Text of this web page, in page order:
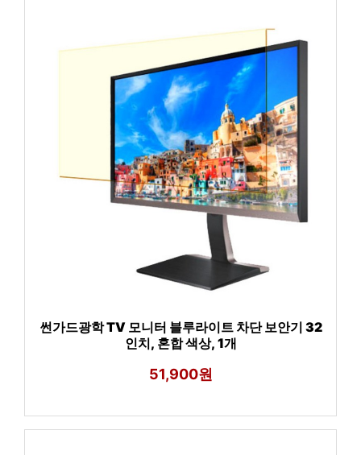
썬가드광학 TV 모니터 블루라이트 차단 보안기 32
인치, 혼합 색상, 1개
51,900원